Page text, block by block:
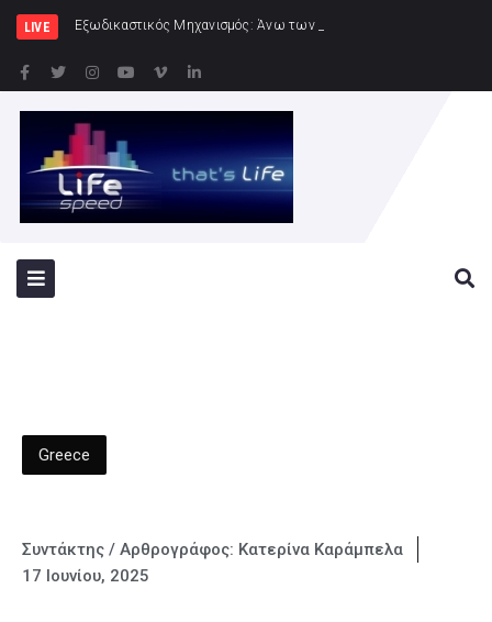
LIVE
Greece
Συντάκτης / Αρθρογράφος: Κατερίνα Καράμπελα
17 Ιουνίου, 2025